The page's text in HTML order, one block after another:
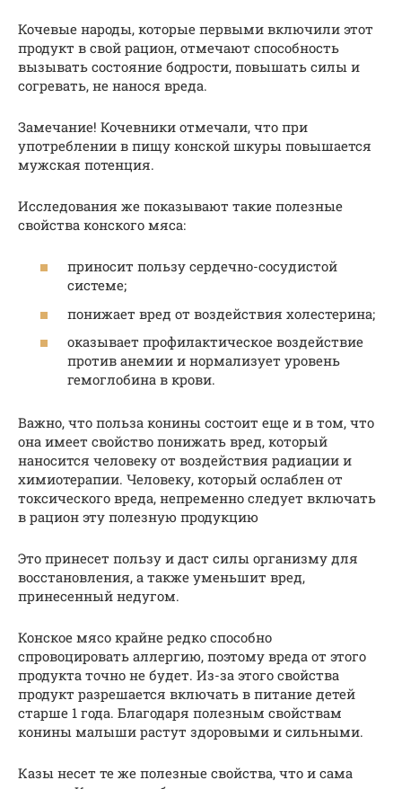
Кочевые народы, которые первыми включили этот
продукт в свой рацион, отмечают способность
вызывать состояние бодрости, повышать силы и
согревать, не нанося вреда.
Замечание! Кочевники отмечали, что при
употреблении в пищу конской шкуры повышается
мужская потенция.
Исследования же показывают такие полезные
свойства конского мяса:
приносит пользу сердечно-сосудистой
системе;
понижает вред от воздействия холестерина;
оказывает профилактическое воздействие
против анемии и нормализует уровень
гемоглобина в крови.
Важно, что польза конины состоит еще и в том, что
она имеет свойство понижать вред, который
наносится человеку от воздействия радиации и
химиотерапии. Человеку, который ослаблен от
токсического вреда, непременно следует включать
в рацион эту полезную продукцию
Это принесет пользу и даст силы организму для
восстановления, а также уменьшит вред,
принесенный недугом.
Конское мясо крайне редко способно
спровоцировать аллергию, поэтому вреда от этого
продукта точно не будет. Из-за этого свойства
продукт разрешается включать в питание детей
старше 1 года. Благодаря полезным свойствам
конины малыши растут здоровыми и сильными.
Казы несет те же полезные свойства, что и сама